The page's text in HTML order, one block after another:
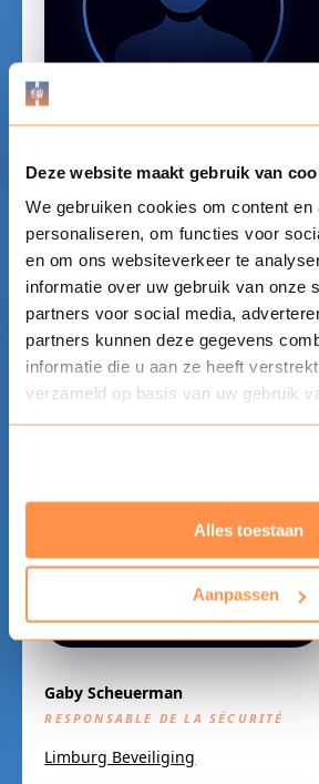
Deze website maakt gebruik van
We gebruiken cookies om content en
personaliseren, om functies voor
en om ons websiteverkeer te
informatie over uw gebruik van onze
partners voor social media,
partners kunnen deze gegevens
informatie die u aan ze heeft
verzameld op basis van uw gebruik
Alles toestaan
Aanpassen
Marc de Santy
DIRECTEUR DE MEGALAND
Directeur exécutif de Megaland
Gaby Scheuerman
RESPONSABLE DE LA SÉCURITÉ
Limburg Beveiliging